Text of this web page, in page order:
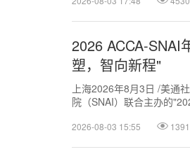
2026 ACCA-SNAI
塑，智向新程"
上海2026年8月3日 /美通
院（SNAI）联合主办的
2026-08-03 15:55 1391